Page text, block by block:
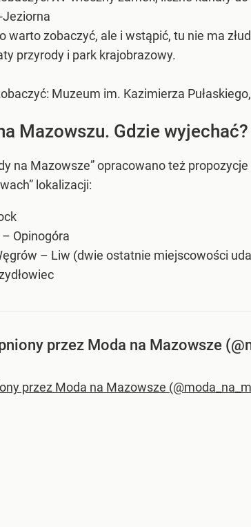
warto zobaczyć, ale i wstąpić, tu nie ma
przyrody i park krajobrazowy.
Muzeum im. Kazimierza
Mazowszu. Gdzie wyjechać?
na Mazowsze” opracowano też
lokalizacji:
Opinogóra
– Liw (dwie ostatnie miejscowości
przez Moda na Mazowsze
przez Moda na Mazowsze